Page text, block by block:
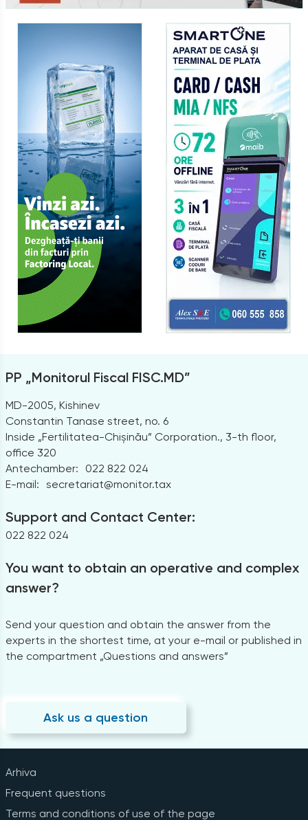
PP „Monitorul Fiscal FISC.MD”
MD-2005, Kishinev
Constantin Tanase street, no. 6
Inside „Fertilitatea-Chișinău” Corporation., 3-th floor,
office 320
Antechamber:
022 822 024
E-mail: secretariat@monitor.tax
Support and Contact Center:
022 822 024
You want to obtain an operative and complex
answer?
Send your question and obtain the answer from the
experts in the shortest time, at your e-mail or published in
the compartment „Questions and answers”
Ask us a question
Arhiva
Frequent questions
Terms and conditions of use of the page